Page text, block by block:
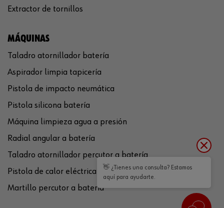
Extractor de tornillos
MÁQUINAS
Taladro atornillador batería
Aspirador limpia tapicería
Pistola de impacto neumática
Pistola silicona batería
Máquina limpieza agua a presión
Radial angular a batería
Taladro atornillador percutor a batería
Pistola de calor eléctrica
Martillo percutor a batería
👋 ¿Tienes una consulta? Estamos
aquí para ayudarte.